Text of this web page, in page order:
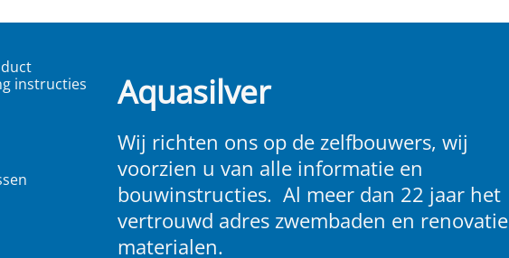
instructies
Aquasilver
Wij richten ons op de zelfbouwers, wij
voorzien u van alle informatie en
bouwinstructies. Al meer dan 22 jaar het
vertrouwd adres zwembaden en renovatie
materialen.